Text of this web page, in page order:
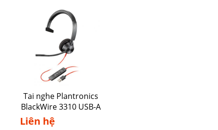
Tai nghe Plantronics
BlackWire 3310 USB-A
Liên hệ